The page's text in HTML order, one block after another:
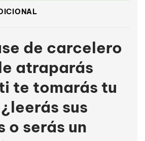
de carcelero
atraparás
te tomarás tu
sus
o serás un